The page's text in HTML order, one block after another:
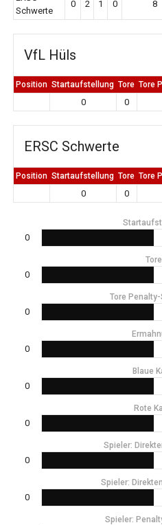
Schwerte
0 2 1 0 8
VfL Hüls
Position Startaufstellung Tore Tore
0 0
ERSC Schwerte
Position Startaufstellung Tore Tore
0 0
0
Tore
0
Tore
0
0
Blaue
0
Rote
0
Spieler:
0
Spieler:
0
Spieler: